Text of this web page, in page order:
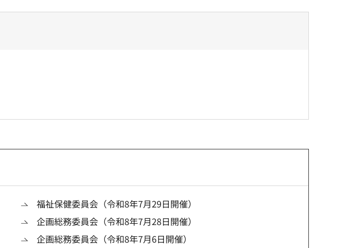
福祉保健委員会（令和8年7月29日開催）
企画総務委員会（令和8年7月28日開催）
企画総務委員会（令和8年7月6日開催）